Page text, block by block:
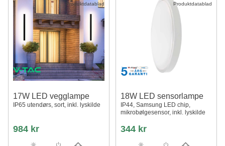
Produktdatablad
17W LED vegglampe
IP65 utendørs, sort, inkl. lyskilde
984 kr
Produktdatablad
18W LED sensorlampe
IP44, Samsung LED chip,
mikrobølgesensor, inkl. lyskilde
344 kr